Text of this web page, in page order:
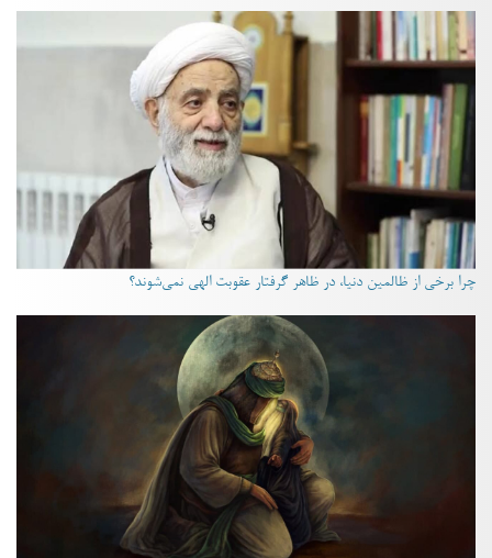
چرا برخی از ظالمین دنیا، در ظاهر گرفتار عقوبت الهی نمی‌شوند؟